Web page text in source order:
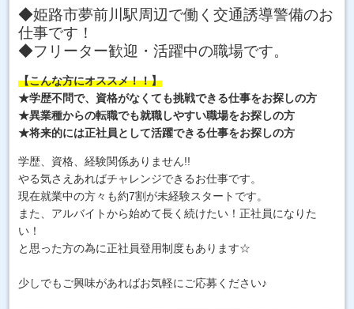
◆姫路市夢前川駅周辺で働く交通誘導警備のお
仕事です！
◆フリーター歓迎・活躍中の職場です。
【こんな方にオススメ！！】
★学歴不問で、資格がなくても挑戦できる仕事をお探しの方
★異業種からの転職でも就職しやすい職場をお探しの方
★将来的には正社員として活躍できる仕事をお探しの方
学歴、資格、経験関係ありません!!
やる気さえあればチャレンジできるお仕事です。
現在就業中の方々も約7割が未経験スタートです。
また、アルバイトから始めて長く続けたい！正社員になりた
い！
と思った方の為に正社員登用制度もあります☆
少しでもご興味があればお気軽にご応募ください♪